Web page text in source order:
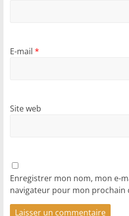
E-mail *
Site web
Enregistrer mon nom, mon e-
navigateur pour mon prochain